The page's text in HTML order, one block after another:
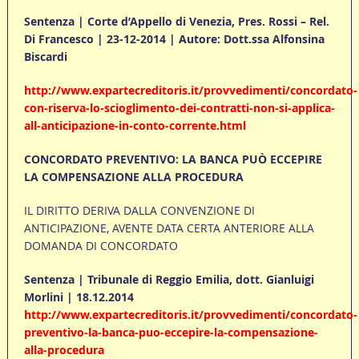
Sentenza | Corte d’Appello di Venezia, Pres. Rossi – Rel.
Di Francesco | 23-12-2014 | Autore: Dott.ssa Alfonsina
Biscardi
http://www.expartecreditoris.it/provvedimenti/concordato-
con-riserva-lo-scioglimento-dei-contratti-non-si-applica-
all-anticipazione-in-conto-corrente.html
CONCORDATO PREVENTIVO: LA BANCA PUÒ ECCEPIRE
LA COMPENSAZIONE ALLA PROCEDURA
IL DIRITTO DERIVA DALLA CONVENZIONE DI
ANTICIPAZIONE, AVENTE DATA CERTA ANTERIORE ALLA
DOMANDA DI CONCORDATO
Sentenza | Tribunale di Reggio Emilia, dott. Gianluigi
Morlini | 18.12.2014
http://www.expartecreditoris.it/provvedimenti/concordato-
preventivo-la-banca-puo-eccepire-la-compensazione-
alla-procedura